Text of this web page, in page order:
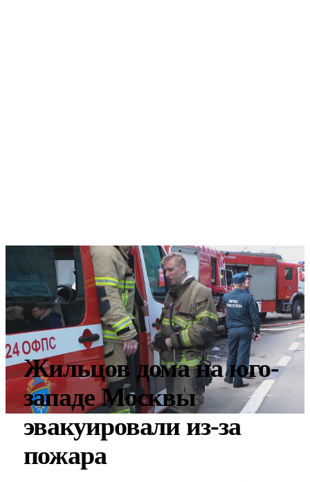
Жильцов дома на юго-
западе Москвы
эвакуировали из-за
пожара